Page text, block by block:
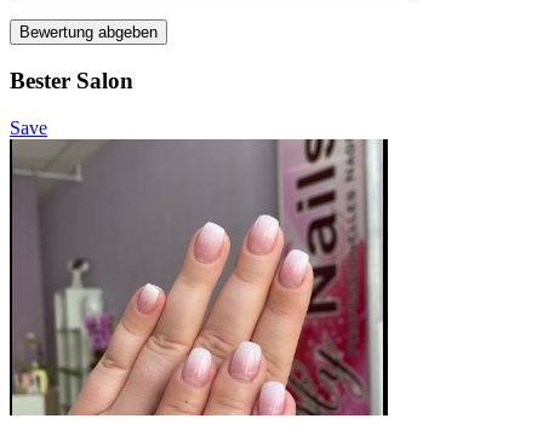
Bewertung abgeben
Bester Salon
Save